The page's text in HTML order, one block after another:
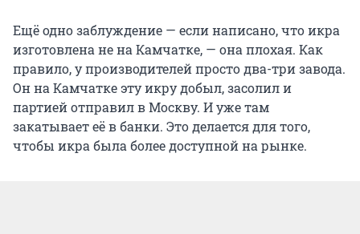
Ещё одно заблуждение — если написано, что икра
изготовлена не на Камчатке, — она плохая. Как
правило, у производителей просто два-три завода.
Он на Камчатке эту икру добыл, засолил и
партией отправил в Москву. И уже там
закатывает её в банки. Это делается для того,
чтобы икра была более доступной на рынке.